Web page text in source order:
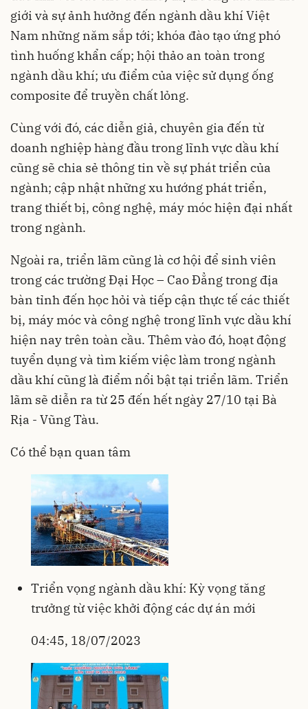
giới và sự ảnh hưởng đến ngành dầu khí Việt
Nam những năm sắp tới; khóa đào tạo ứng phó
tình huống khẩn cấp; hội thảo an toàn trong
ngành dầu khí; ưu điểm của việc sử dụng ống
composite để truyền chất lỏng.
Cùng với đó, các diễn giả, chuyên gia đến từ
doanh nghiệp hàng đầu trong lĩnh vực dầu khí
cũng sẽ chia sẻ thông tin về sự phát triển của
ngành; cập nhật những xu hướng phát triển,
trang thiết bị, công nghệ, máy móc hiện đại nhất
trong ngành.
Ngoài ra, triển lãm cũng là cơ hội để sinh viên
trong các trường Đại Học – Cao Đẳng trong địa
bàn tỉnh đến học hỏi và tiếp cận thực tế các thiết
bị, máy móc và công nghệ trong lĩnh vực dầu khí
hiện nay trên toàn cầu. Thêm vào đó, hoạt động
tuyển dụng và tìm kiếm việc làm trong ngành
dầu khí cũng là điểm nổi bật tại triển lãm. Triển
lãm sẽ diễn ra từ 25 đến hết ngày 27/10 tại Bà
Rịa - Vũng Tàu.
Có thể bạn quan tâm
Triển vọng ngành dầu khí: Kỳ vọng tăng
trưởng từ việc khởi động các dự án mới
04:45, 18/07/2023